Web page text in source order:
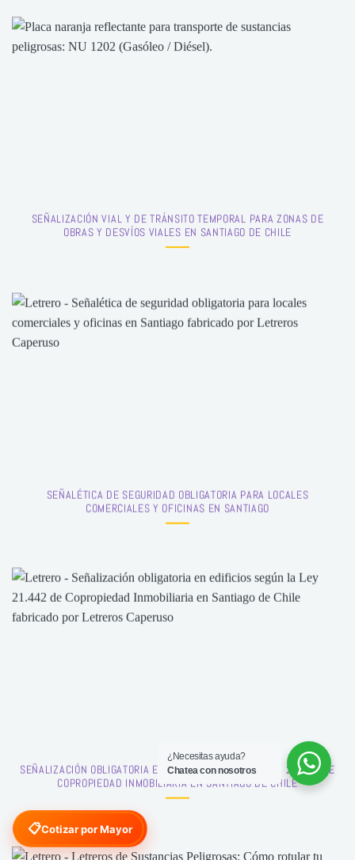
SEÑALIZACIÓN VIAL Y DE TRÁNSITO TEMPORAL PARA ZONAS DE
OBRAS Y DESVÍOS VIALES EN SANTIAGO DE CHILE
SEÑALÉTICA DE SEGURIDAD OBLIGATORIA PARA LOCALES
COMERCIALES Y OFICINAS EN SANTIAGO
SEÑALIZACIÓN OBLIGATORIA EN EDIFICIOS SEGÚN LA LEY 21.442 DE
COPROPIEDAD INMOBILIARIA EN SANTIAGO DE CHILE
📋Cotizar por Mayor
¿Necesitas ayuda?
Chatea con nosotros